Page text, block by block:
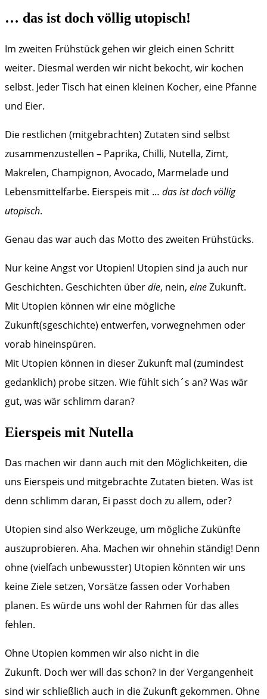
… das ist doch völlig utopisch!
Im zweiten Frühstück gehen wir gleich einen Schritt
weiter. Diesmal werden wir nicht bekocht, wir kochen
selbst. Jeder Tisch hat einen kleinen Kocher, eine Pfanne
und Eier.
Die restlichen (mitgebrachten) Zutaten sind selbst
zusammenzustellen – Paprika, Chilli, Nutella, Zimt,
Makrelen, Champignon, Avocado, Marmelade und
Lebensmittelfarbe. Eierspeis mit … das ist doch völlig
utopisch.
Genau das war auch das Motto des zweiten Frühstücks.
Nur keine Angst vor Utopien! Utopien sind ja auch nur
Geschichten. Geschichten überdie, nein, eineZukunft.
Mit Utopien können wir eine mögliche
Zukunft(sgeschichte) entwerfen, vorwegnehmen oder
vorab hineinspüren.
Mit Utopien können in dieser Zukunft mal (zumindest
gedanklich) probe sitzen. Wie fühlt sich´s an? Was wär
gut, was wär schlimm daran?
Eierspeis mit Nutella
Das machen wir dann auch mit den Möglichkeiten, die
uns Eierspeis und mitgebrachte Zutaten bieten. Was ist
denn schlimm daran, Ei passt doch zu allem, oder?
Utopien sind also Werkzeuge, um mögliche Zukünfte
auszuprobieren. Aha. Machen wir ohnehin ständig! Denn
ohne (vielfach unbewusster) Utopien könnten wir uns
keine Ziele setzen, Vorsätze fassen oder Vorhaben
planen. Es würde uns wohl der Rahmen für das alles
fehlen.
Ohne Utopien kommen wir also nicht in die
Zukunft. Doch wer will das schon? In der Vergangenheit
sind wir schließlich auch in die Zukunft gekommen. Ohne